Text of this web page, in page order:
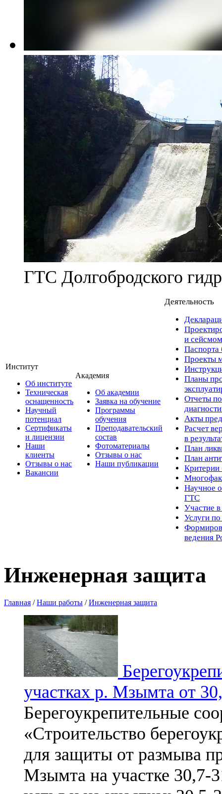
ГТС Долгобродского
Институт
Об институте
Техническая
оснащенность
Научный
потенциал
Сертификаты
и лицензии
Наши
клиенты
Отзывы о нас
Вакансии
Академия
Об академии
Заявка на обучение
Программы
обучения
Преподавательский
состав
Фотоматериалы
Отзывы о нас
Наши публикации
Деятельность
и
Паспорта
Проекты
Планы
Отчеты по
Акты
Расчет
в
План
План
Критерии
Научное
ГТС
Участие
Услуги
ведения
Инженерная защита
Главная / Наши работы / Инженерная защита
участках р. Мзымта от
Берегоукрепительные
«Строительство
для защиты от размыва
Мзымта на участке 30,7-